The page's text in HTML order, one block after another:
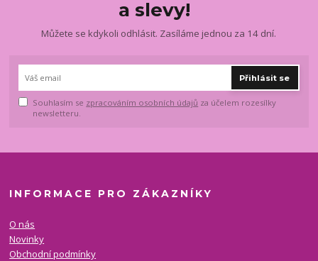
a slevy!
Můžete se kdykoli odhlásit. Zasíláme jednou za 14 dní.
Přihlásit se
Souhlasím se zpracováním osobních údajů za účelem rozesílky
newsletteru.
INFORMACE PRO ZÁKAZNÍKY
O nás
Novinky
Obchodní podmínky